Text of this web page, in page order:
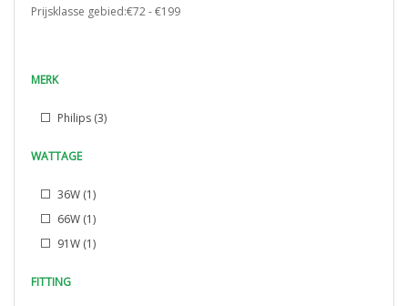
Prijsklasse gebied:€72- €199
MERK
Philips (3)
WATTAGE
36W (1)
66W (1)
91W (1)
FITTING